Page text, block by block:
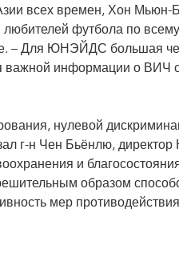
всех времен, Хон Мьюн-
футбола по
Для ЮНЭЙДС большая
важной информации о ВИЧ
нулевой
г-н Чен Бьёнлю, директор
и
образом
мер